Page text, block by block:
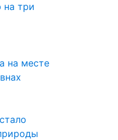
на три
на месте